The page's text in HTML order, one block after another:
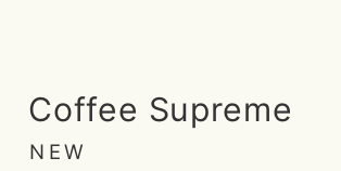
Coffee Supreme
NEW